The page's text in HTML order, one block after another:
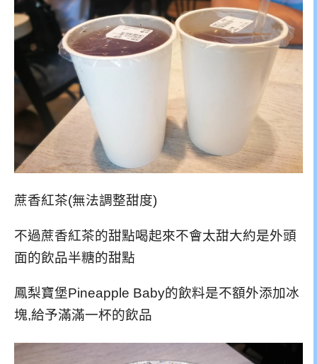
蔗香紅茶(無法調整甜度)
不過蔗香紅茶的甜點喝起來不會太甜大約是外頭
面的飲品半糖的甜點
鳳梨寶堡Pineapple Baby的飲料是不額外添加冰
塊,給予滿滿一杯的飲品